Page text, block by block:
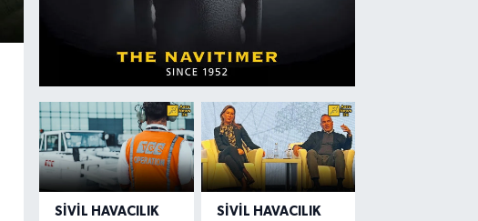
SIVIL HAVACILIK SIVIL HAVACILIK